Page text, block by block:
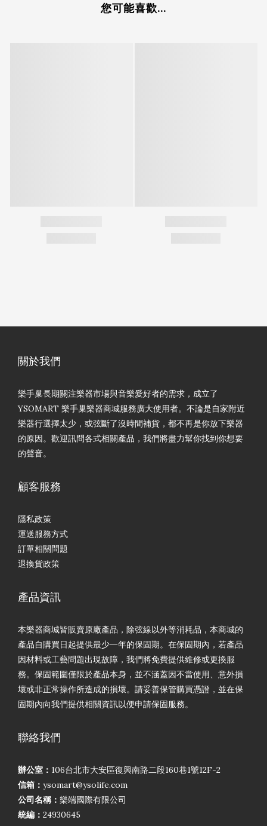
您可能喜歡...
關於我們
樂手巢長期關注樂器市場與音樂愛好者的需求，成立了
YSOMART 樂手巢樂器商城服務廣大使用者。不論是自家附近
樂器行選擇太少，或弦斷了沒時間補貨，都不再是你放下樂器
的原因。歡迎訊問各式相關產品，我們將盡力幫你找到你想要
的聲音。
顧客服務
隱私政策
運送服務方式
訂單相關問題
退換貨政策
產品資訊
本樂器商城皆販賣原廠產品，除弦線以外等消耗品，本商城的
產品自購買日起提供最少一年的保固期。在保固期內，若產品
因材料或工藝問題出現故障，我們將免費提供維修或更換服
務。保固範圍僅限於產品本身，並不涵蓋因不當使用、意外損
壞或非正常操作所造成的損壞。請妥善保管購買憑證，並在保
固期內向我們提供相關資訊以便申請保固服務。
聯絡我們
辦公室： 106台北市大安區復興南路二段160巷1號12F-2
信箱： ysomart@ysolife.com
公司名稱： 樂端國際有限公司
統編： 24930645